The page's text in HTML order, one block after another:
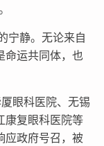
宁静。无论来自
命运共同体，也
眼科医院、无锡
康复眼科医院等
应政府号召，被